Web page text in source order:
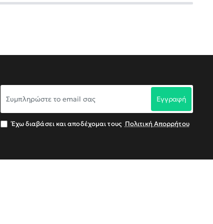
το
σας
Εγγραφή
Έχω διαβάσει και αποδέχομαι τους Πολιτική Απορρήτου